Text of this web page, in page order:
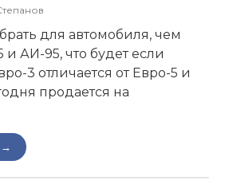
для автомобиля, чем
и АИ-95, что будет если
3 отличается от Евро-5 и
продается на